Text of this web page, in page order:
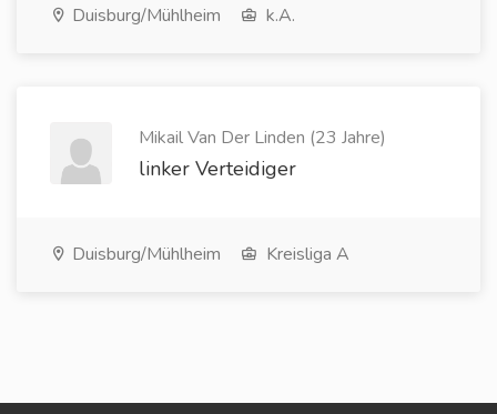
Duisburg/Mühlheim k.A.
Mikail Van Der Linden (23 Jahre)
linker Verteidiger
Duisburg/Mühlheim Kreisliga A